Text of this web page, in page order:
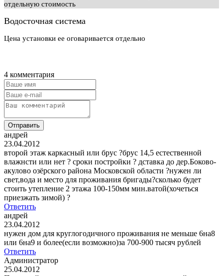
отдельную стоимость
Водосточная система
Цена установки ее оговаривается отдельно
4 комментария
Отправить
андрей
23.04.2012
второй этаж каркасный или брус ?брус 14,5 естественной
влажнсти или нет ? сроки постройки ? дставка до дер.Боково-
акулово озёрского района Московской области ?нужен ли
свет,вода и место для проживания бригады?сколько будет
стоить утепление 2 этажа 100-150мм мин.ватой(хочеться
приезжать зимой) ?
Ответить
андрей
23.04.2012
нужен дом для круглогодичного проживания не меньше 6на8
или 6на9 и более(если возможно)за 700-900 тысяч рублей
Ответить
Администратор
25.04.2012